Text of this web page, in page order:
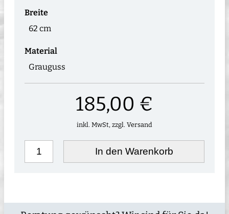
Breite
62 cm
Material
Grauguss
185,00 €
inkl. MwSt, zzgl. Versand
In den Warenkorb